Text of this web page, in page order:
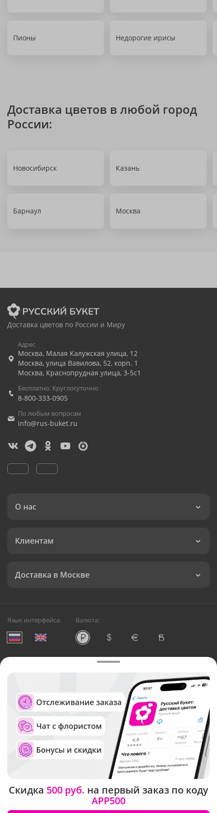
Пионы Недорогие ирисы
Доставка цветов в любой город
России:
Новосибирск Казань
Барнаул Москва
Доставка цветов по России и Миру
Адрес
Москва, Малая Калужская улица, 12
Москва, улица Вавилова, 52, корп. 1
Москва, Краснопрудная улица, 3-5с1
Бесплатно. Круглосуточно
8-800-333-0905
По любым вопросам
info@rus-buket.ru
О нас
Клиентам
Доставка в Москве
Язык интерфейса: Валюта:
Служба круглосуточной доставки цветов в Москве
Русский Букет, 2026
Общество с ограниченной ответственностью «Технология»
ОГРН: 1195476081745, ИНН: 5410081997
Юридический адрес: г. Новосибирск, ул. Ипподромская,
д.42, оф. 3
Рейтинг Русского букета в г. Москва
Скидка 500 руб. на первый заказ по коду
APP500